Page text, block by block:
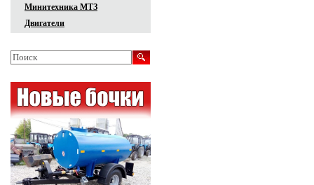
Минитехника МТЗ
Двигатели